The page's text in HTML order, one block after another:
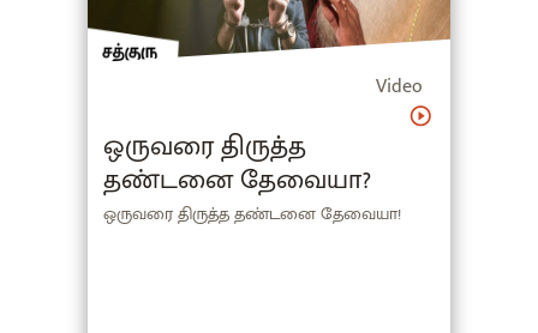
Video
ஒருவரை திருத்த
தண்டனை தேவையா?
ஒருவரை திருத்த தண்டனை தேவையா!